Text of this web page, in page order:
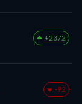
+2372
-92